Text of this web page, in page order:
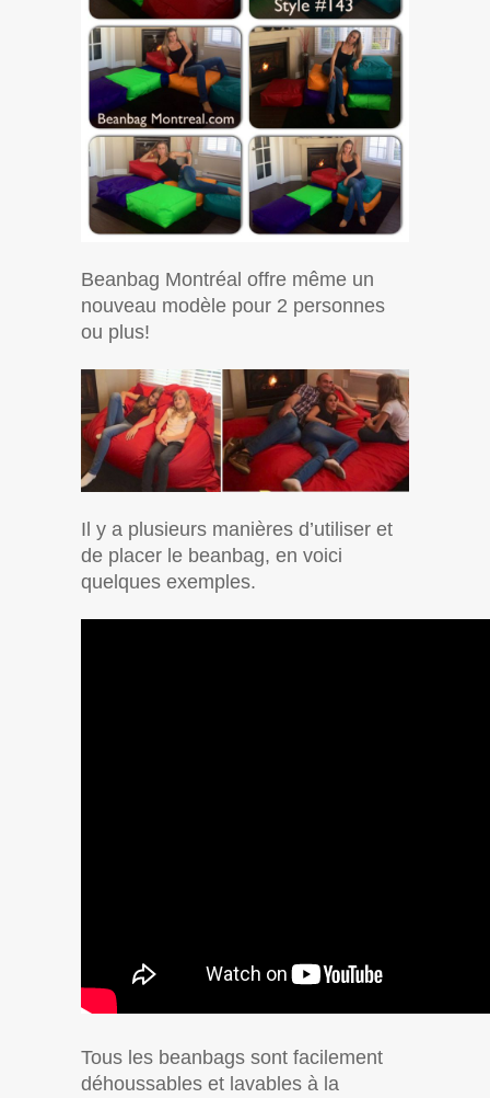
Beanbag Montréal offre même un
nouveau modèle pour 2 personnes
ou plus!
Il y a plusieurs manières d’utiliser et
de placer le beanbag, en voici
quelques exemples.
Tous les beanbags sont facilement
déhoussables et lavables à la